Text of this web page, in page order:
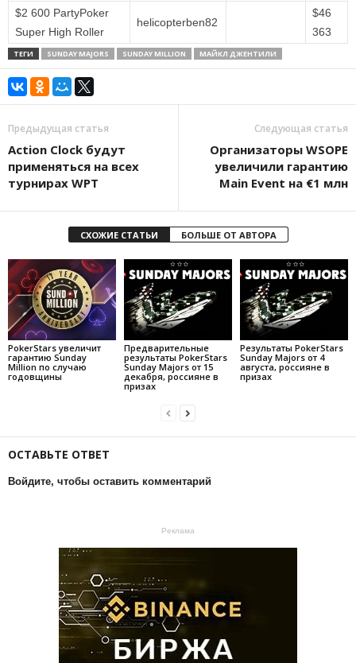
$2 600 PartyPoker
Super High Roller
helicopterben82
$46
363
ТЕГИ SUNDAY MAJORS SUNDAY MILLION МАЙКЛ ДЖЕНТИЛИ
Предыдущая статья
Action Clock будут
применяться на всех
турнирах WPT
Следующая статья
Организаторы WSOPE
увеличили гарантию
Main Event на €1 млн
СХОЖИЕ СТАТЬИ БОЛЬШЕ ОТ АВТОРА
PokerStars увеличит
гарантию Sunday
Million по случаю
годовщины
Предварительные
результаты PokerStars
Sunday Majors от 15
декабря, россияне в
призах
Результаты PokerStars
Sunday Majors от 4
августа, россияне в
призах
ОСТАВЬТЕ ОТВЕТ
Войдите, чтобы оставить комментарий
Реклама